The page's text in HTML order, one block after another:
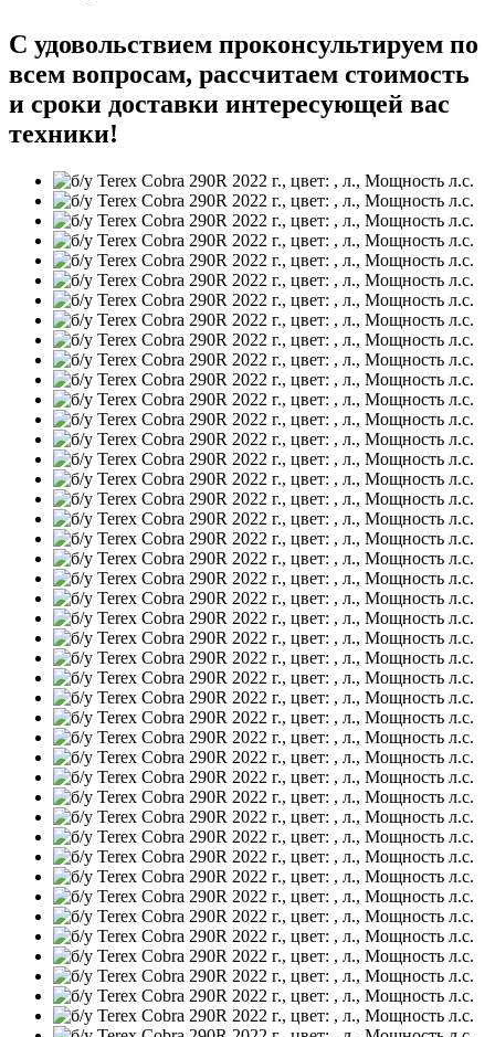
С удовольствием проконсультируем по
всем вопросам, рассчитаем стоимость
и сроки доставки интересующей вас
техники!